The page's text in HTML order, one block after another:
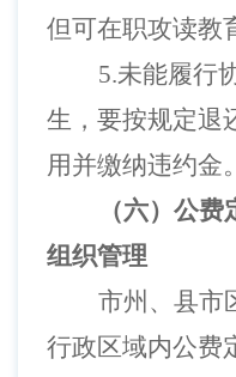
但可在职攻读教
5.未能履行
生，要按规定退
用并缴纳违约金。
（六）公
组织管理
市州、县市
行政区域内公费